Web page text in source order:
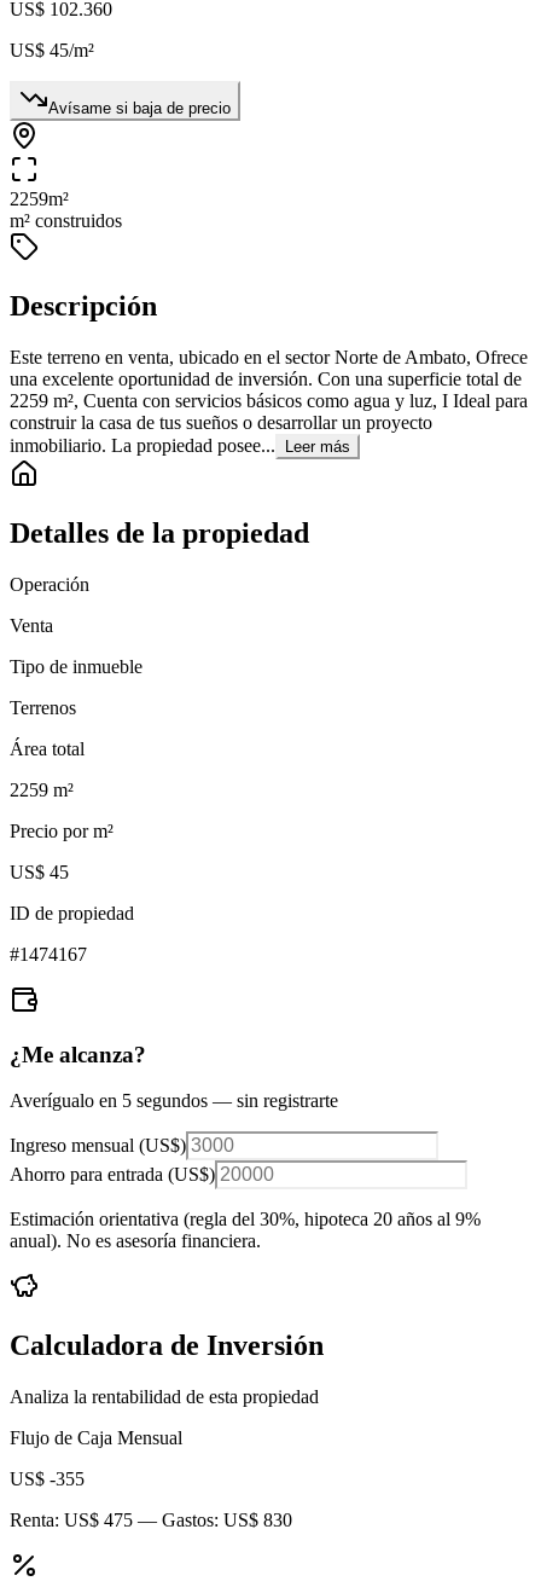
US$ 102.360
US$ 45/m²
Avísame si baja de precio
2259m²
m² construidos
Descripción
Este terreno en venta, ubicado en el sector Norte de Ambato, Ofrece
una excelente oportunidad de inversión. Con una superficie total de
2259 m², Cuenta con servicios básicos como agua y luz, I Ideal para
construir la casa de tus sueños o desarrollar un proyecto
inmobiliario. La propiedad posee...
Leer más
Detalles de la propiedad
Operación
Venta
Tipo de inmueble
Terrenos
Área total
2259 m²
Precio por m²
US$ 45
ID de propiedad
#1474167
¿Me alcanza?
Averígualo en 5 segundos — sin registrarte
Ingreso mensual (US$)
Ahorro para entrada (US$)
Estimación orientativa (regla del 30%, hipoteca 20 años al 9%
anual). No es asesoría financiera.
Calculadora de Inversión
Analiza la rentabilidad de esta propiedad
Flujo de Caja Mensual
US$ -355
Renta: US$ 475 — Gastos: US$ 830